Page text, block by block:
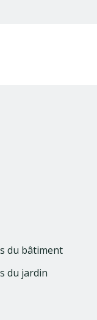
du bâtiment
du jardin